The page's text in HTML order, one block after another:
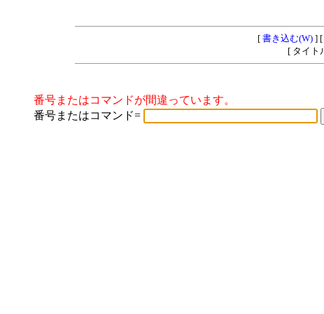
[ 書き込む(W)] [
[ タイト
番号またはコマンドが間違っています。
番号またはコマンド=